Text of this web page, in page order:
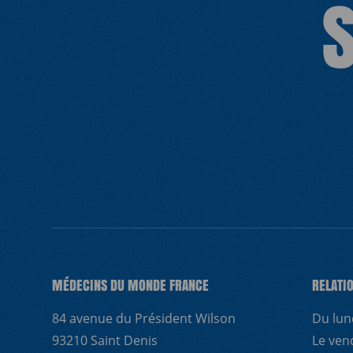
MÉDECINS DU MONDE FRANCE
84 avenue du Président Wilson
93210 Saint Denis
Du
Le